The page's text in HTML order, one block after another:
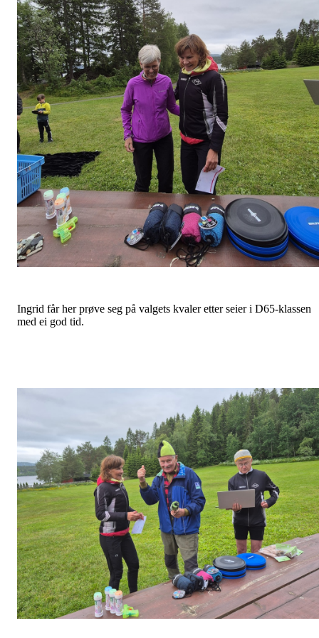
Ingrid får her prøve seg på valgets kvaler etter seier i D65-klassen
med ei god tid.